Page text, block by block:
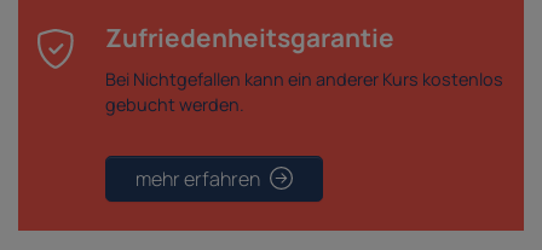
Zufriedenheitsgarantie
Bei Nichtgefallen kann ein anderer Kurs kostenlos
gebucht werden.
mehr erfahren